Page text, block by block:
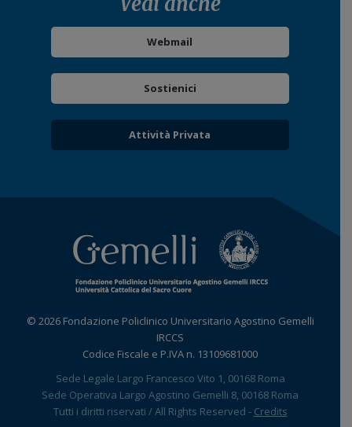
Webmail
Sostienici
Attività Privata
© 2026 Fondazione Policlinico Universitario Agostino Gemelli
IRCCS
Codice Fiscale e P.IVA n. 13109681000
Sede Legale Largo Francesco Vito 1, 00168 Roma
Sede Operativa Largo Agostino Gemelli 8, 00168 Roma
Tutti i diritti riservati / All Rights Reserved - Credits